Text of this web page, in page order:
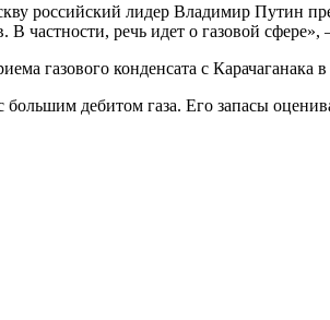
российский лидер Владимир Путин
частности, речь идет о газовой
газового конденсата с Карачаганака
дебитом газа. Его запасы